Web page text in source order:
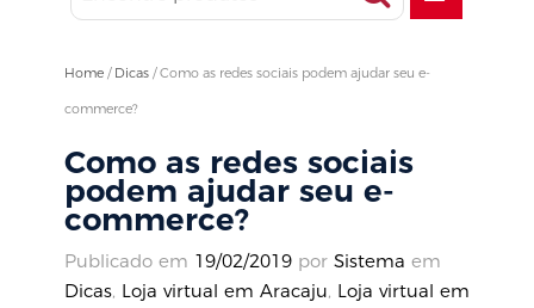
Home / Dicas /Como as redes sociais podem ajudar seu e-
commerce?
Como as redes sociais
podem ajudar seu e-
commerce?
Publicado em 19/02/2019 por Sistema em
Dicas, Loja virtual em Aracaju, Loja virtual em